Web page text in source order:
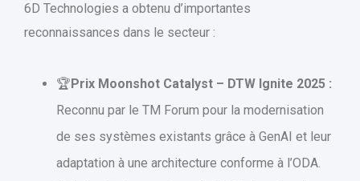
6D Technologies a obtenu d’importantes
reconnaissances dans le secteur :
🏆 Prix Moonshot Catalyst – DTW Ignite 2025 :
Reconnu par le TM Forum pour la modernisation
de ses systèmes existants grâce à GenAI et leur
adaptation à une architecture conforme à l’ODA.